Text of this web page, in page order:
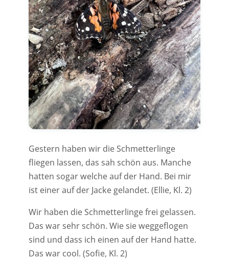
Gestern haben wir die Schmetterlinge
fliegen lassen, das sah schön aus. Manche
hatten sogar welche auf der Hand. Bei mir
ist einer auf der Jacke gelandet. (Ellie, Kl. 2)
Wir haben die Schmetterlinge frei gelassen.
Das war sehr schön. Wie sie weggeflogen
sind und dass ich einen auf der Hand hatte.
Das war cool. (Sofie, Kl. 2)